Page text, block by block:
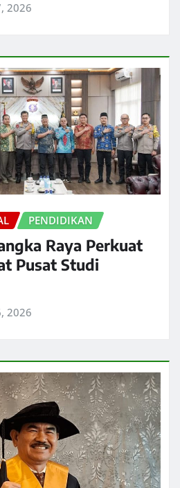
2026
PENDIDIKAN
Raya Perkuat
Pusat Studi
2026